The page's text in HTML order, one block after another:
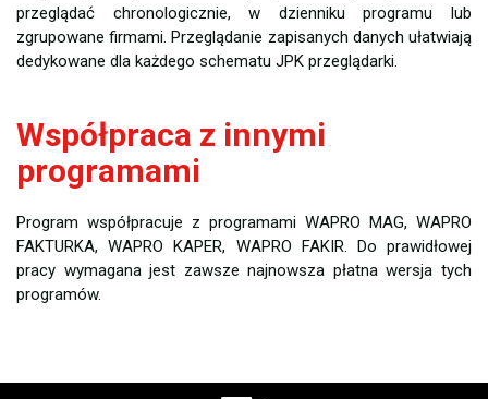
przeglądać chronologicznie, w dzienniku programu lub
zgrupowane firmami. Przeglądanie zapisanych danych ułatwiają
dedykowane dla każdego schematu JPK przeglądarki.
Współpraca z innymi
programami
Program współpracuje z programami WAPRO MAG, WAPRO
FAKTURKA, WAPRO KAPER, WAPRO FAKIR. Do prawidłowej
pracy wymagana jest zawsze najnowsza płatna wersja tych
programów.